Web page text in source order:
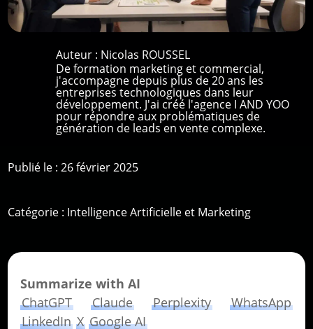
Auteur : Nicolas ROUSSEL
De formation marketing et commercial,
j'accompagne depuis plus de 20 ans les
entreprises technologiques dans leur
développement. J'ai créé l'agence I AND YOO
pour répondre aux problématiques de
génération de leads en vente complexe.
Publié le : 26 février 2025
Catégorie : Intelligence Artificielle et Marketing
Summarize with AI
ChatGPT
Claude Perplexity
WhatsApp
LinkedIn X Google AI